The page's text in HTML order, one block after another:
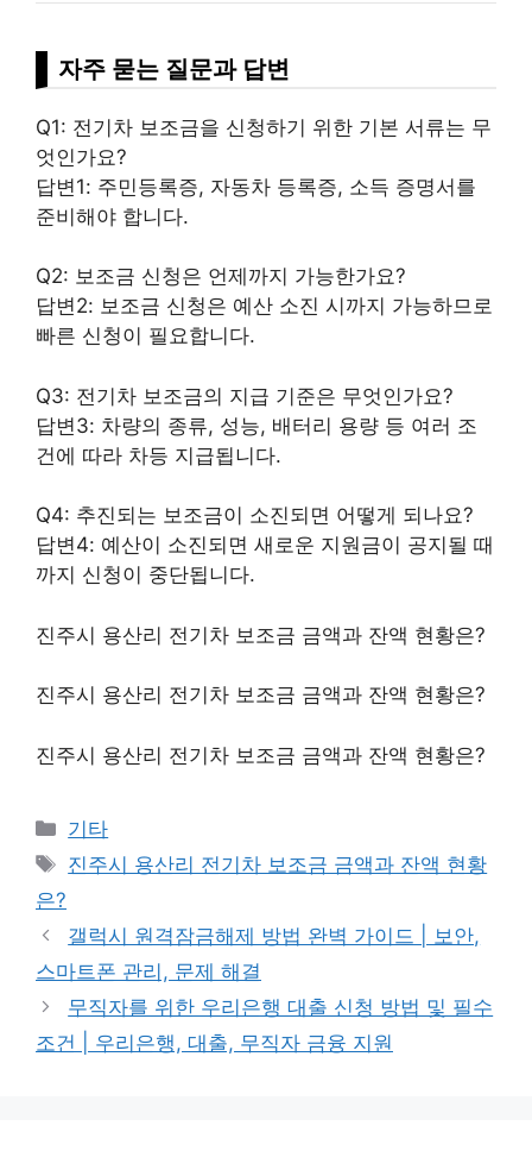
자주 묻는 질문과 답변
Q1: 전기차 보조금을 신청하기 위한 기본 서류는 무
엇인가요?
답변1: 주민등록증, 자동차 등록증, 소득 증명서를
준비해야 합니다.
Q2: 보조금 신청은 언제까지 가능한가요?
답변2: 보조금 신청은 예산 소진 시까지 가능하므로
빠른 신청이 필요합니다.
Q3: 전기차 보조금의 지급 기준은 무엇인가요?
답변3: 차량의 종류, 성능, 배터리 용량 등 여러 조
건에 따라 차등 지급됩니다.
Q4: 추진되는 보조금이 소진되면 어떻게 되나요?
답변4: 예산이 소진되면 새로운 지원금이 공지될 때
까지 신청이 중단됩니다.
진주시 용산리 전기차 보조금 금액과 잔액 현황은?
진주시 용산리 전기차 보조금 금액과 잔액 현황은?
진주시 용산리 전기차 보조금 금액과 잔액 현황은?
Categories
기타
Tags
진주시 용산리 전기차 보조금 금액과 잔액 현황
은?
갤럭시 원격잠금해제 방법 완벽 가이드 | 보안,
스마트폰 관리, 문제 해결
무직자를 위한 우리은행 대출 신청 방법 및 필수
조건 | 우리은행, 대출, 무직자 금융 지원